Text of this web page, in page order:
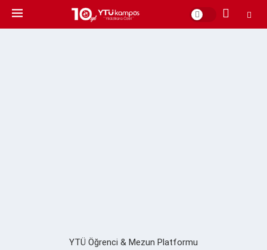
YTÜ Öğrenci & Mezun Platformu